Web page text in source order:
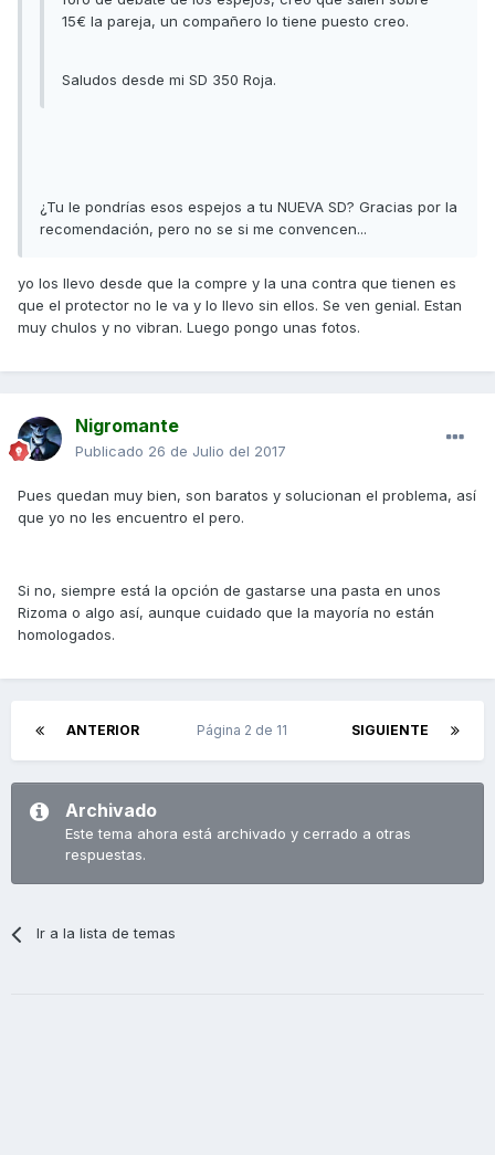
15€ la pareja, un compañero lo tiene puesto creo.
Saludos desde mi SD 350 Roja.
¿Tu le pondrías esos espejos a tu NUEVA SD? Gracias por la
recomendación, pero no se si me convencen...
yo los llevo desde que la compre y la una contra que tienen es
que el protector no le va y lo llevo sin ellos. Se ven genial. Estan
muy chulos y no vibran. Luego pongo unas fotos.
Nigromante
Publicado 26 de Julio del 2017
Pues quedan muy bien, son baratos y solucionan el problema, así
que yo no les encuentro el pero.
Si no, siempre está la opción de gastarse una pasta en unos
Rizoma o algo así, aunque cuidado que la mayoría no están
homologados.
ANTERIOR SIGUIENTE
Página 2 de 11
Archivado
Este tema ahora está archivado y cerrado a otras
respuestas.
Ir a la lista de temas